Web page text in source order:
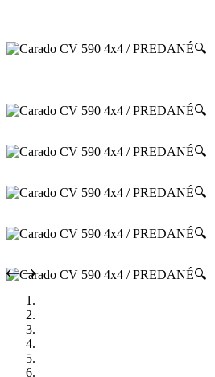
🔍
🔍
🔍
🔍
🔍
🔍